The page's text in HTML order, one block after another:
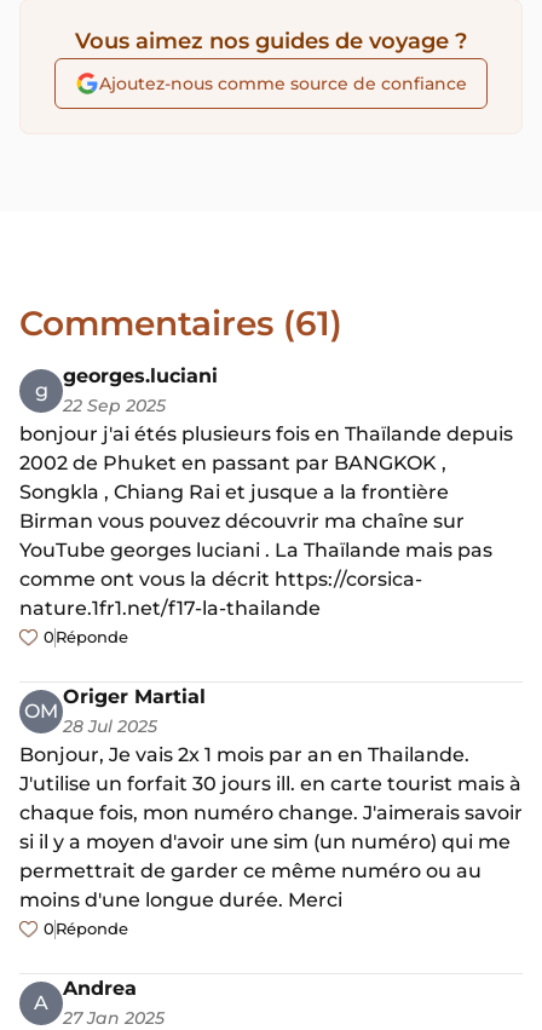
Vous aimez nos guides de voyage ?
Ajoutez-nous comme source de confiance
Commentaires (61)
g
georges.luciani
22 Sep 2025
bonjour j'ai étés plusieurs fois en Thaïlande depuis
2002 de Phuket en passant par BANGKOK ,
Songkla , Chiang Rai et jusque a la frontière
Birman vous pouvez découvrir ma chaîne sur
YouTube georges luciani . La Thaïlande mais pas
comme ont vous la décrit https://corsica-
nature.1fr1.net/f17-la-thailande
0 Réponde
OM
Origer Martial
28 Jul 2025
Bonjour, Je vais 2x 1 mois par an en Thailande.
J'utilise un forfait 30 jours ill. en carte tourist mais à
chaque fois, mon numéro change. J'aimerais savoir
si il y a moyen d'avoir une sim (un numéro) qui me
permettrait de garder ce même numéro ou au
moins d'une longue durée. Merci
0 Réponde
A
Andrea
27 Jan 2025